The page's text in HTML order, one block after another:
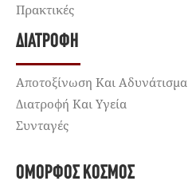
Πρακτικές
ΔΙΑΤΡΟΦΉ
Αποτοξίνωση Και Αδυνάτισμα
Διατροφή Και Υγεία
Συνταγές
ΌΜΟΡΦΟΣ ΚΌΣΜΟΣ